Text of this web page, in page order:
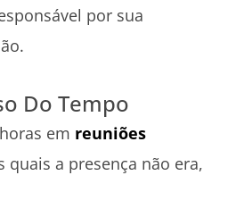
por sua
Do Tempo
em reuniões
quais a presença não era,